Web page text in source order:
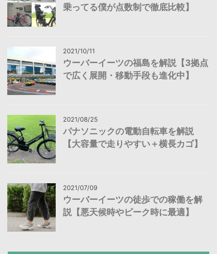
乗ってる僕が点数制で徹底比較】
2021/10/11
ウーバーイーツの福島を解説【3拠点
で広く展開・移動手段も進化中】
2021/08/25
パナソニックの電動自転車を解説
【大容量で走りやすい＋横長カゴ】
2021/07/09
ウーバーイーツの徒歩での稼働を解
説【悪天候時やピーク時に最適】